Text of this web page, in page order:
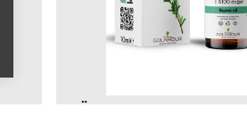
GÜLAMOUR